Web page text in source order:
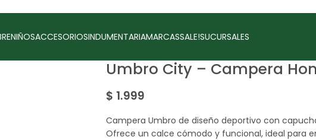
NIÑOSACCESORIOSINDUMENTARIAMARCASSALE!SUCURSALES
Umbro City – Campera
$ 1.999
Campera Umbro de diseño deportivo con
Ofrece un calce cómodo y funcional, ideal para